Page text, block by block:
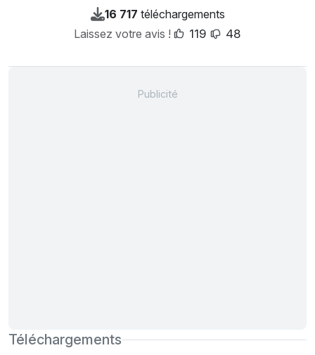
16 717 téléchargements
Laissez votre avis !
119 48
Téléchargements